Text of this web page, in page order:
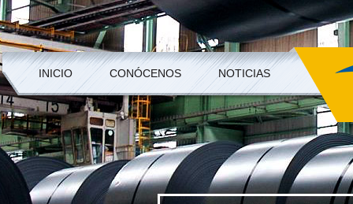
INICIO CONÓCENOS NOTICIAS